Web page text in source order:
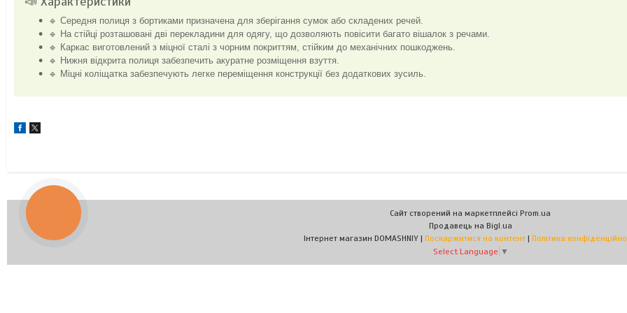
🔹 Середня полиця з бортиками призначена для зберігання сумок або складених речей.
🔹 На стійці розташовані дві перекладини для одягу, що дозволяють повісити багато вішалок з речами.
🔹 Каркас виготовлений з міцної сталі з чорним покриттям, стійким до механічних пошкоджень.
🔹 Нижня відкрита полиця забезпечить акуратне розміщення взуття.
🔹 Міцні коліщатка забезпечують легке переміщення конструкції без додаткових зусиль.
Сайт створений на маркетплейсі Prom.ua
Продавець на Bigl.ua
Інтернет магазин DOMASHNIY | Поскаржитися на контент | Політика
Select Language ▼